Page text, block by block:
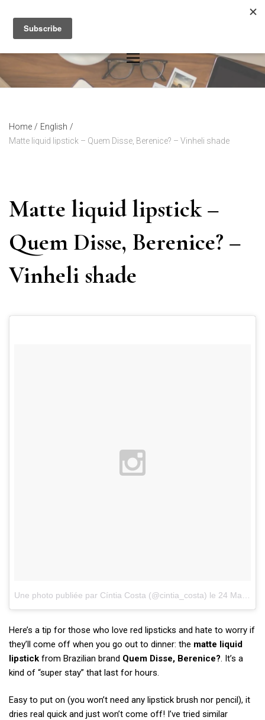
content
Home / English /
Matte liquid lipstick – Quem Disse, Berenice? – Vinheli shade
Matte liquid lipstick –
Quem Disse, Berenice? –
Vinheli shade
Une photo publiée par Cíntia Costa (@cintia_costa) le 24 Mars 2015 à 18h53 PDT
Here’s a tip for those who love red lipsticks and hate to worry if
they’ll come off when you go out to dinner: the matte liquid
lipstick from Brazilian brand Quem Disse, Berenice? . It’s a
kind of “super stay” that last for hours.
Easy to put on (you won’t need any lipstick brush nor pencil), it
dries real quick and just won’t come off! I’ve tried similar